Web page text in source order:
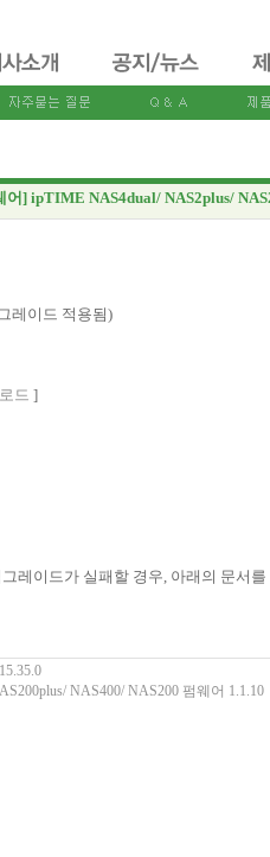
어] ipTIME NAS4dual/ NAS2plus/
레이드 적용됨)
드 ]
레이드가 실패할 경우, 아래의 문서
NAS400/ NAS200 펌웨어 1.1.10